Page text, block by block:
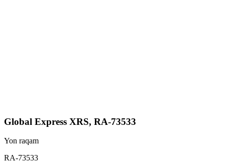
Global Express XRS, RA-73533
Yon raqam
RA-73533